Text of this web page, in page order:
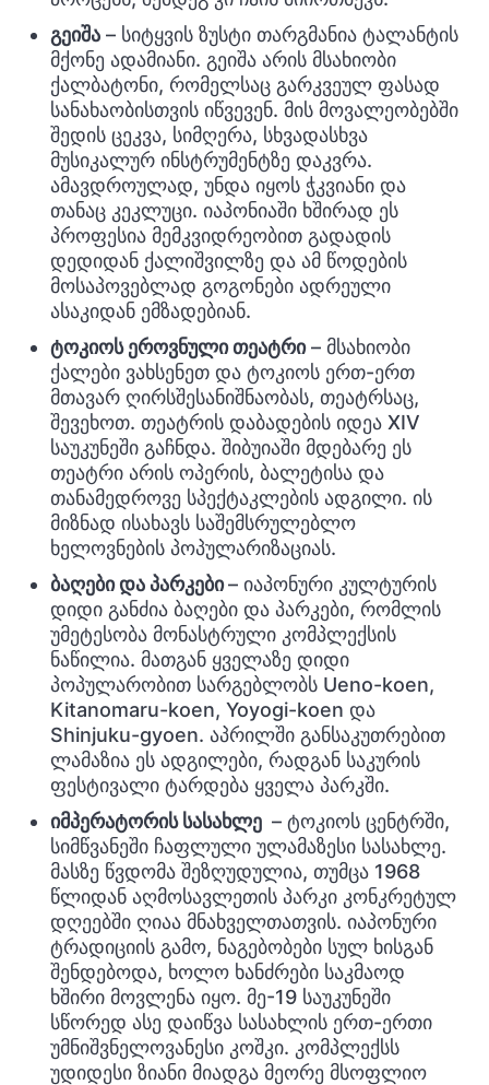
გეიშა – სიტყვის ზუსტი თარგმანია ტალანტის
მქონე ადამიანი. გეიშა არის მსახიობი
ქალბატონი, რომელსაც გარკვეულ ფასად
სანახაობისთვის იწვევენ. მის მოვალეობებში
შედის ცეკვა, სიმღერა, სხვადასხვა
მუსიკალურ ინსტრუმენტზე დაკვრა.
ამავდროულად, უნდა იყოს ჭკვიანი და
თანაც კეკლუცი. იაპონიაში ხშირად ეს
პროფესია მემკვიდრეობით გადადის
დედიდან ქალიშვილზე და ამ წოდების
მოსაპოვებლად გოგონები ადრეული
ასაკიდან ემზადებიან.
ტოკიოს ეროვნული თეატრი– მსახიობი
ქალები ვახსენეთ და ტოკიოს ერთ-ერთ
მთავარ ღირსშესანიშნაობას, თეატრსაც,
შევეხოთ. თეატრის დაბადების იდეა XIV
საუკუნეში გაჩნდა. შიბუიაში მდებარე ეს
თეატრი არის ოპერის, ბალეტისა და
თანამედროვე სპექტაკლების ადგილი. ის
მიზნად ისახავს საშემსრულებლო
ხელოვნების პოპულარიზაციას.
ბაღები და პარკები– იაპონური კულტურის
დიდი განძია ბაღები და პარკები, რომლის
უმეტესობა მონასტრული კომპლექსის
ნაწილია. მათგან ყველაზე დიდი
პოპულარობით სარგებლობს Ueno-koen,
Kitanomaru-koen, Yoyogi-koen და
Shinjuku-gyoen. აპრილში განსაკუთრებით
ლამაზია ეს ადგილები, რადგან საკურის
ფესტივალი ტარდება ყველა პარკში.
იმპერატორის სასახლე – ტოკიოს ცენტრში,
სიმწვანეში ჩაფლული ულამაზესი სასახლე.
მასზე წვდომა შეზღუდულია, თუმცა 1968
წლიდან აღმოსავლეთის პარკი კონკრეტულ
დღეებში ღიაა მნახველთათვის. იაპონური
ტრადიციის გამო, ნაგებობები სულ ხისგან
შენდებოდა, ხოლო ხანძრები საკმაოდ
ხშირი მოვლენა იყო. მე-19 საუკუნეში
სწორედ ასე დაიწვა სასახლის ერთ-ერთი
უმნიშვნელოვანესი კოშკი. კომპლექსს
უდიდესი ზიანი მიადგა მეორე მსოფლიო